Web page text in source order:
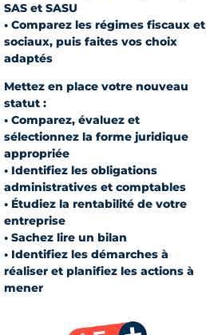
SAS et SASU
• Comparez les régimes fiscaux et
sociaux, puis faites vos choix
adaptés
Mettez en place votre nouveau
statut :
• Comparez, évaluez et
sélectionnez la forme juridique
appropriée
• Identifiez les obligations
administratives et comptables
• Étudiez la rentabilité de votre
entreprise
• Sachez lire un bilan
• Identifiez les démarches à
réaliser et planifiez les actions à
mener